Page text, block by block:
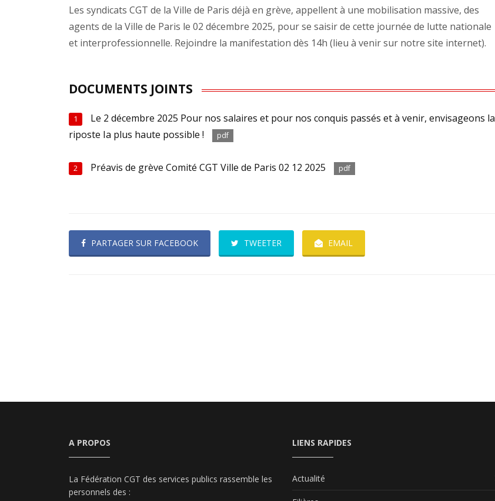
Les syndicats CGT de la Ville de Paris déjà en grève, appellent à une mobilisation massive, des
agents de la Ville de Paris le 02 décembre 2025, pour se saisir de cette journée de lutte nationale
et interprofessionnelle. Rejoindre la manifestation dès 14h (lieu à venir sur notre site internet).
DOCUMENTS JOINTS
1
Le 2 décembre 2025 Pour nos salaires et pour nos conquis passés et à venir, envisageons la
riposte Ia plus haute possible !
pdf
2 Préavis de grève Comité CGT Ville de Paris 02 12 2025 pdf
PARTAGER SUR FACEBOOK TWEETER EMAIL
A PROPOS
La Fédération CGT des services publics rassemble les
personnels des :
LIENS RAPIDES
Actualité